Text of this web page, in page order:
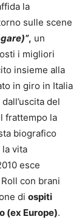
la
sulle scene
, un
i migliori
insieme alla
in giro in Italia
del
frattempo la
biografico
la vita
esce
Roll con brani
di ospiti
(ex Europe).